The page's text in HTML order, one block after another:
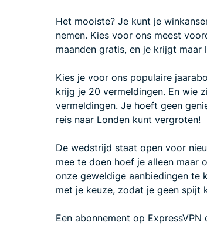
Het mooiste? Je kunt je
nemen. Kies voor ons meest
maanden gratis, en je krijgt
Kies je voor ons populaire
krijg je 20 vermeldingen. En wie
vermeldingen. Je hoeft geen
reis naar Londen kunt vergroten!
De wedstrijd staat open voor
mee te doen hoef je alleen maar
onze geweldige aanbiedingen te
met je keuze, zodat je geen spijt
Een abonnement op